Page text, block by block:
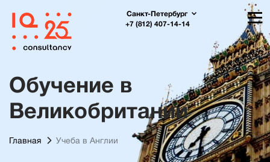
Санкт-Петербург
+7 (812) 407-14-14
Обучение в
Великобритании
Главная Учеба в Англии